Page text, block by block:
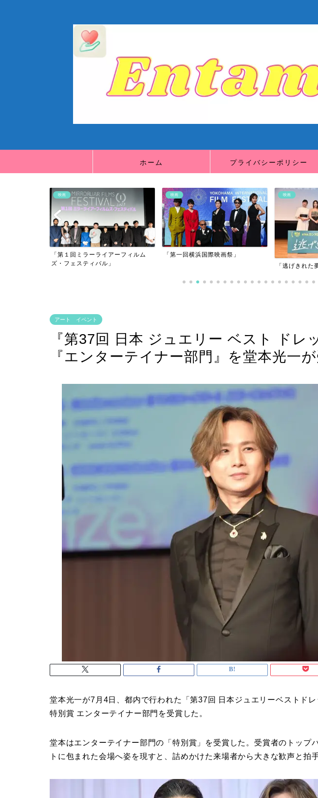
ホーム プライバシーポリシー
映画
「第一回横浜国際映画祭」
映画 映画
『BLEACH
アート イベント
『第37回 日本 ジュエリー ベスト ドレ
『エンターテイナー部門』を堂本光一
堂本光一が7月4日、都内で行われた「第37回 日本ジュエリーベストドレ
特別賞 エンターテイナー部門を受賞した。
堂本はエンターテイナー部門の「特別賞」を受賞した。受賞者のトップ
トに包まれた会場へ姿を現すと、詰めかけた来場者から大きな歓声と拍